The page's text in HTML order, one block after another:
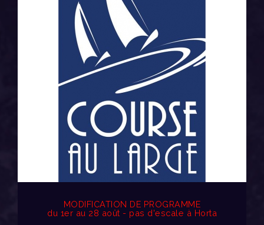
MODIFICATION DE PROGRAMME
du 1er au 28 août - pas d'escale à Horta